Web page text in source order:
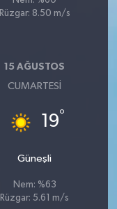
Rüzgar: 8.50 m/s
15 AĞUSTOS
CUMARTESI
19°
Güneşli
Nem: %63
Rüzgar: 5.61 m/s